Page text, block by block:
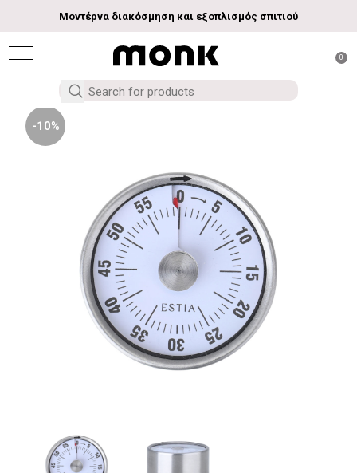
Μοντέρνα διακόσμηση και εξοπλισμός σπιτιού
0
-10%